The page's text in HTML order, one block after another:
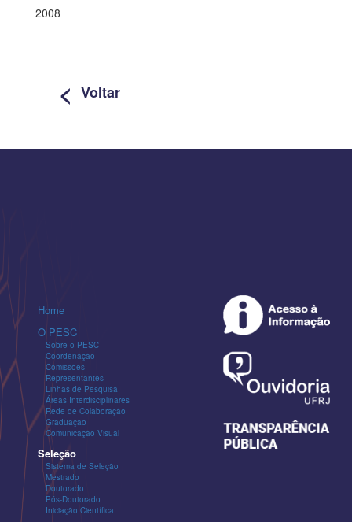
2008
< Voltar
Home
O PESC
Sobre o PESC
Coordenação
Comissões
Representantes
Linhas de Pesquisa
Áreas Interdisciplinares
Rede de Colaboração
Graduação
Comunicação Visual
Seleção
Sistema de Seleção
Mestrado
Doutorado
Pós-Doutorado
Iniciação Científica